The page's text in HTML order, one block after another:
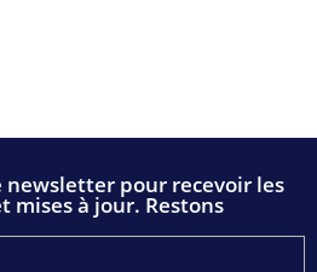
newsletter pour recevoir les
mises à jour. Restons